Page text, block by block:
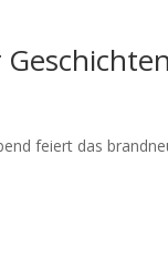
feiert das